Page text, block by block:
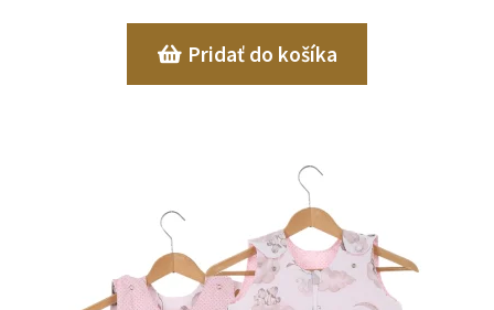
Pridať do košíka